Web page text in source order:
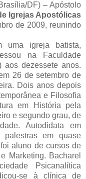
DF) – Apóstolo
Igrejas Apostólicas
de 2009, reunindo
uma igreja batista,
na Faculdade
aos dezessete anos.
26 de setembro de
Dois anos depois
e Filosofia
em História pela
e segundo grau, de
Autodidata em
palestras em quase
aluno de cursos de
Marketing. Bacharel
Psicanalítica
se à clínica de